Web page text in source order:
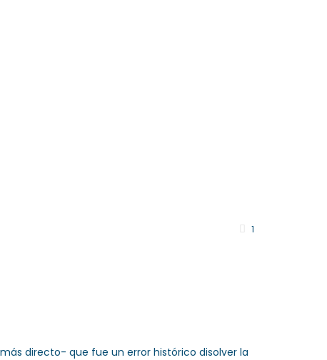
1
directo- que fue un error histórico disolver la